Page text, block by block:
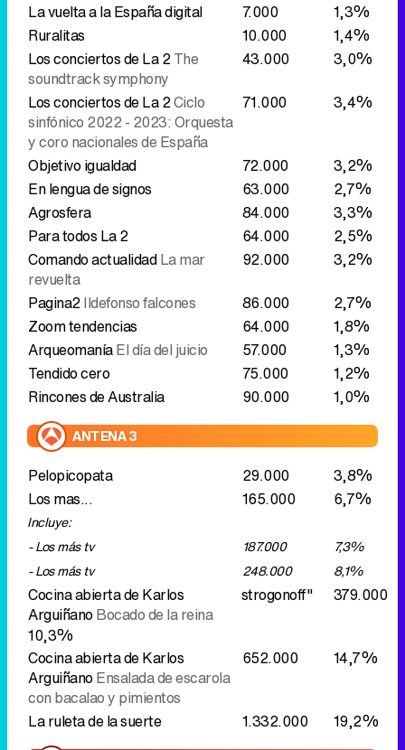
La vuelta a la España digital 7.000
1,3%
Ruralitas
10.000
1,4%
Los conciertos de La 2The
soundtrack symphony
43.000
3,0%
Los conciertos de La 2Ciclo
sinfónico 2022 - 2023: Orquesta
y coro nacionales de España
71.000 3,4%
Objetivo igualdad 72.000
3,2%
En lengua de signos
63.000
2,7%
Agrosfera
84.000
3,3%
Para todos La 2
64.000
2,5%
Comando actualidadLa mar
revuelta
92.000
3,2%
Pagina2Ildefonso falcones 86.000
2,7%
Zoom tendencias
64.000
1,8%
ArqueomaníaEl día del juicio 57.000
1,3%
Tendido cero
75.000
1,2%
Rincones de Australia
90.000 1,0%
ANTENA 3
Pelopicopata 29.000
3,8%
Los mas...
165.000 6,7%
Incluye:
- Los más tv
187.000
7,3%
- Los más tv
248.000 8,1%
Cocina abierta de Karlos
ArguiñanoBocado de la reina
strogonoff"
379.000
10,3%
Cocina abierta de Karlos
ArguiñanoEnsalada de escarola
con bacalao y pimientos
652.000 14,7%
La ruleta de la suerte 1.332.000 19,2%